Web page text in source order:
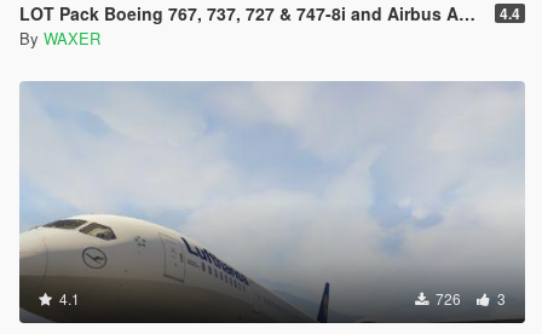
LOT Pack Boeing 767, 737, 727 & 747-8i and Airbus A380, A330 and Q400 4.4
By WAXER
4.1 726 3